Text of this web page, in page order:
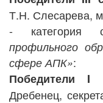
Т.Н. Слесарева,
- категория
профильного
сфере АПК»:
Победители I
Дребенец,